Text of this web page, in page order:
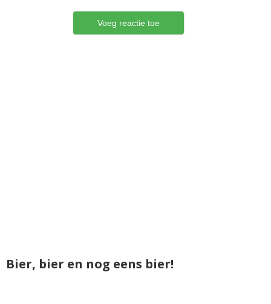
Bier, bier en nog eens bier!